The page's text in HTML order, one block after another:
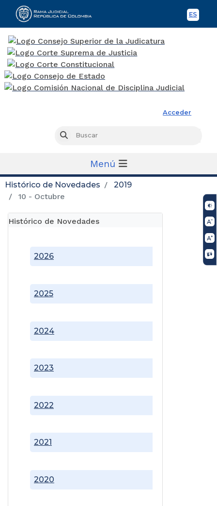
ES
Acceder
Buscar
Menú
Histórico de Novedades
2019
10 - Octubre
Histórico de Novedades
2020
2021
2022
2023
2024
2025
2026